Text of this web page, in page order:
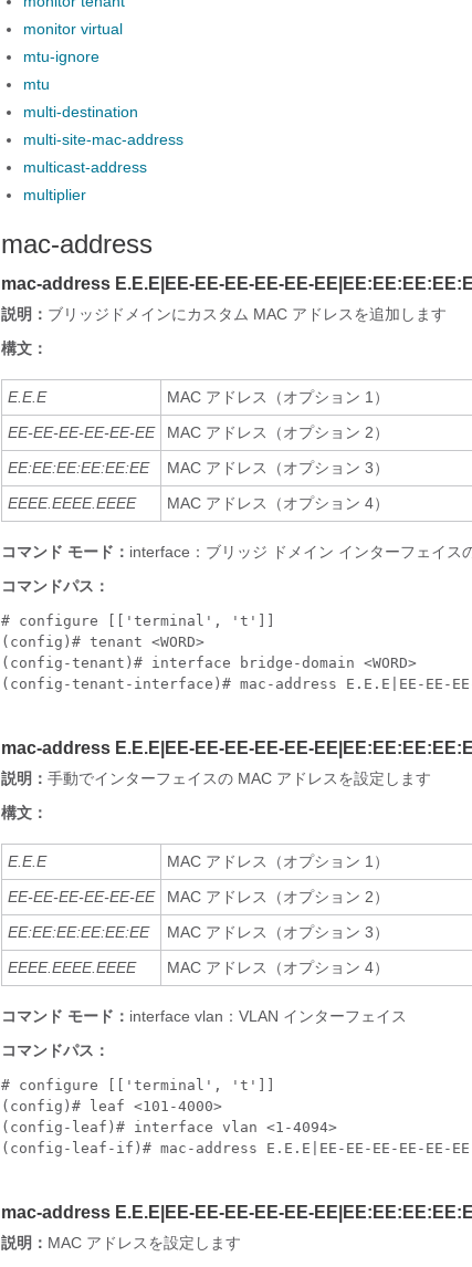
monitor virtual
mtu-ignore
mtu
multi-destination
multi-site-mac-address
multicast-address
multiplier
mac-address
mac-address E.E.E|EE-EE-EE-EE-EE-
説明： ブリッジドメインにカスタム MAC アドレスを追加します
構文：
E.E.E
MAC アドレス（オプション 1）
EE-EE-EE-EE-EE-EE
MAC アドレス（オプション 2）
EE:EE:EE:EE:EE:EE
MAC アドレス（オプション 3）
EEEE.EEEE.EEEE
MAC アドレス（オプション 4）
コマンド モード： interface：ブリッジ ドメイン インターフェイス
コマンドパス：
# configure [['terminal', 't']]
(config)# tenant <WORD>
(config-tenant)# interface bridge-domain <WORD>
(config-tenant-interface)# mac-address E.E.E|EE-EE-EE-
mac-address E.E.E|EE-EE-EE-EE-EE-
説明： 手動でインターフェイスの MAC アドレスを設定します
構文：
E.E.E
MAC アドレス（オプション 1）
EE-EE-EE-EE-EE-EE
MAC アドレス（オプション 2）
EE:EE:EE:EE:EE:EE
MAC アドレス（オプション 3）
EEEE.EEEE.EEEE
MAC アドレス（オプション 4）
コマンド モード： interface vlan：VLAN インターフェイス
コマンドパス：
# configure [['terminal', 't']]
(config)# leaf <101-4000>
(config-leaf)# interface vlan <1-4094>
(config-leaf-if)# mac-address E.E.E|EE-EE-EE-EE-EE-
mac-address E.E.E|EE-EE-EE-EE-EE-
説明： MAC アドレスを設定します